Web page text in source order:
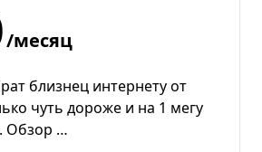
/месяц
близнец интернету от
чуть дороже и на 1 мегу
Обзор …